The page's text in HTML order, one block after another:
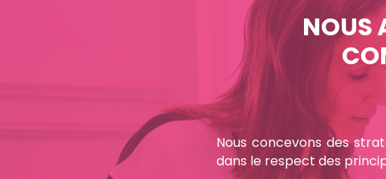
NOUS
Nous concevons des
dans le respect des